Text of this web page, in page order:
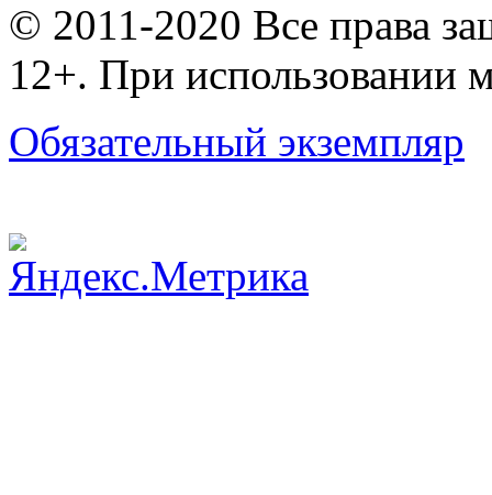
© 2011-2020 Все права
12+. При использовании
Обязательный экземпляр